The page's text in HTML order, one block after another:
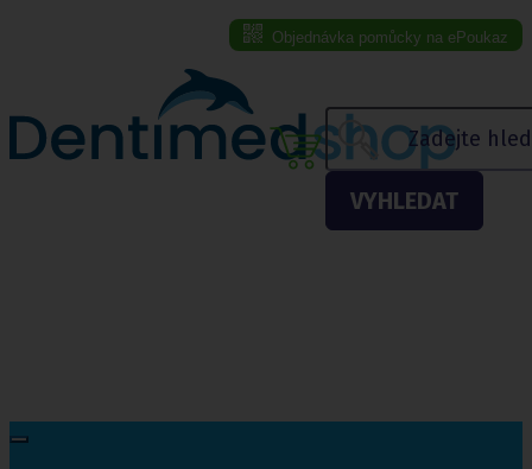
Objednávka pomůcky na ePoukaz
VYHLEDAT